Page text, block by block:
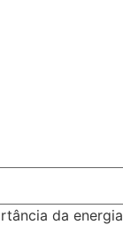
da energia